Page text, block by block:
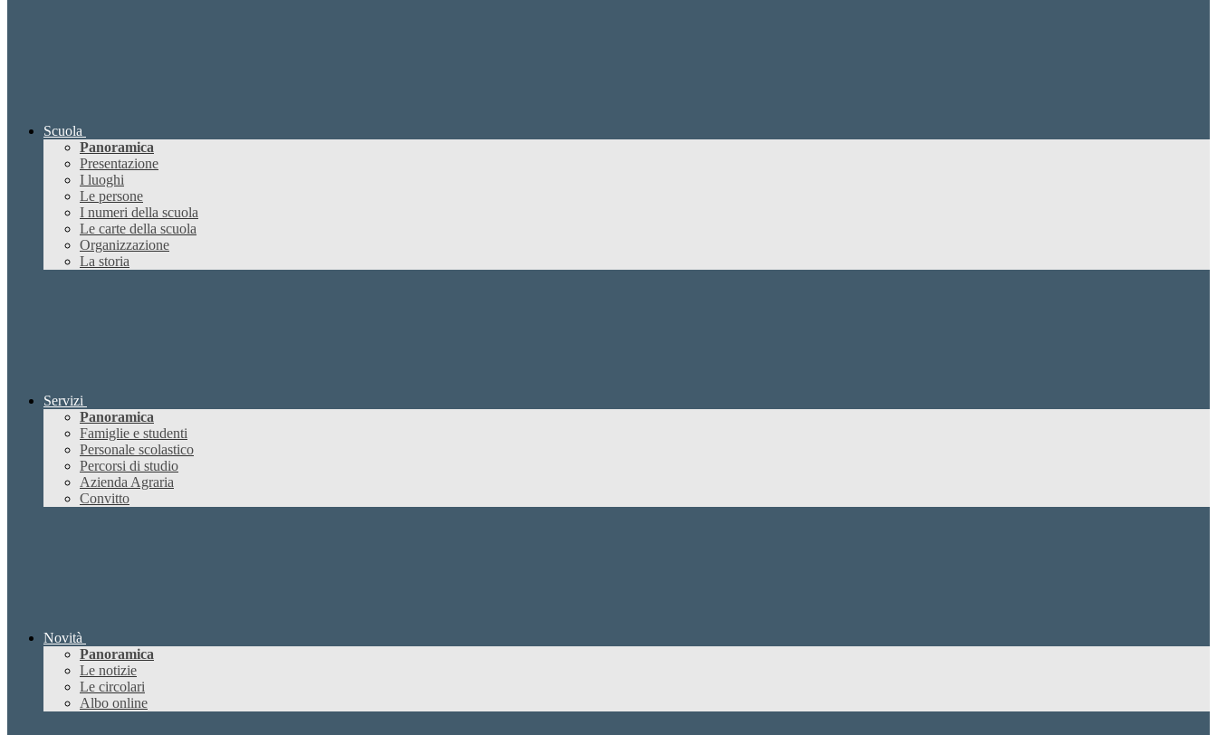
Scuola
Panoramica
Presentazione
I luoghi
Le persone
I numeri della scuola
Le carte della scuola
Organizzazione
La storia
Servizi
Panoramica
Famiglie e studenti
Personale scolastico
Percorsi di studio
Azienda Agraria
Convitto
Novità
Panoramica
Le notizie
Le circolari
Albo online